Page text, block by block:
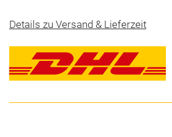
Details zu Versand & Lieferzeit